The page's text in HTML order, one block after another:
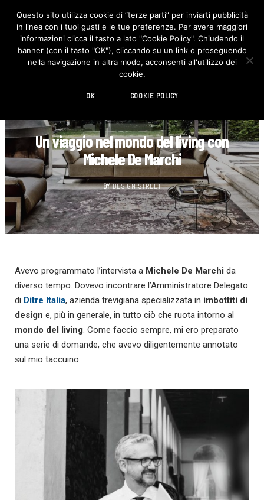
F
c
e
b
o
I
n
s
t
Un viaggio nel mondo del living con
Michele De Marchi
BY DESIGN STREET
Avevo programmato l’intervista a Michele De Marchi da
diverso tempo. Dovevo incontrare l’Amministratore Delegato
di Ditre Italia, azienda trevigiana specializzata in imbottiti di
design e, più in generale, in tutto ciò che ruota intorno al
mondo del living. Come faccio sempre, mi ero preparato
una serie di domande, che avevo diligentemente annotato
sul mio taccuino.
Questo sito utilizza cookie di “terze parti” per inviarti pubblicità
in linea con i tuoi gusti e le tue preferenze. Per avere maggiori
informazioni clicca il tasto a lato "Cookie Policy". Chiudendo il
banner (con il tasto "OK"), cliccando su un link o proseguendo
nella navigazione in altra modo, acconsenti all'utilizzo dei
cookie.
OK COOKIE POLICY